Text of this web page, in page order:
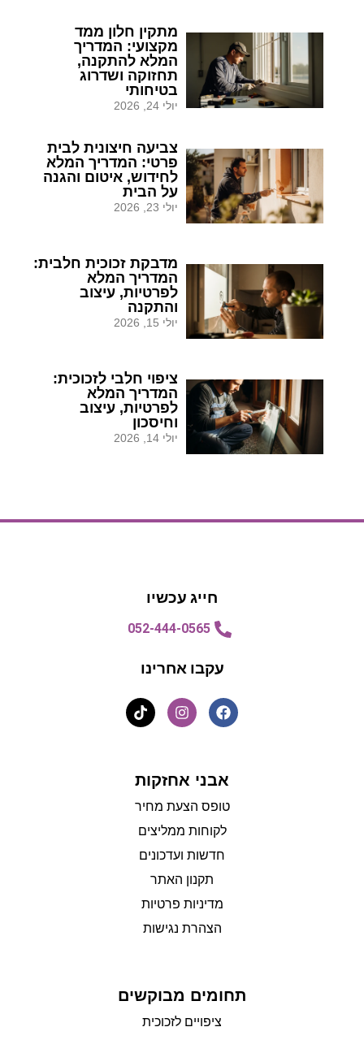
מתקין חלון ממד
מקצועי: המדריך
המלא להתקנה,
תחזוקה ושדרוג
בטיחותי
יולי 24, 2026
צביעה חיצונית לבית
פרטי: המדריך המלא
לחידוש, איטום והגנה
על הבית
יולי 23, 2026
מדבקת זכוכית חלבית:
המדריך המלא
לפרטיות, עיצוב
והתקנה
יולי 15, 2026
ציפוי חלבי לזכוכית:
המדריך המלא
לפרטיות, עיצוב
וחיסכון
יולי 14, 2026
חייג עכשיו
052-444-0565
עקבו אחרינו
אבני אחזקות
טופס הצעת מחיר
לקוחות ממליצים
חדשות ועדכונים
תקנון האתר
מדיניות פרטיות
הצהרת נגישות
תחומים מבוקשים
ציפויים לזכוכית